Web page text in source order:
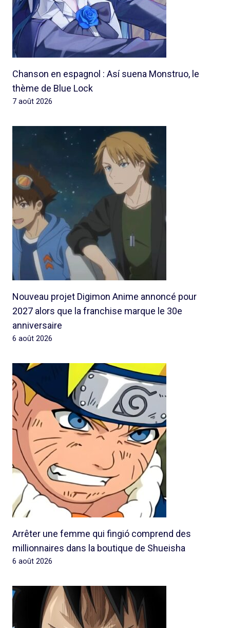
Chanson en espagnol : Así suena Monstruo, le
thème de Blue Lock
7 août 2026
Nouveau projet Digimon Anime annoncé pour
2027 alors que la franchise marque le 30e
anniversaire
6 août 2026
Arrêter une femme qui fingió comprend des
millionnaires dans la boutique de Shueisha
6 août 2026